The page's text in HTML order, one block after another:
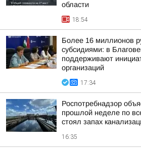
области
18:54
Более 16 миллионов
субсидиями: в
поддерживают
организаций
17:34
Роспотребнадзор
прошлой неделе по
стоял запах
16:35